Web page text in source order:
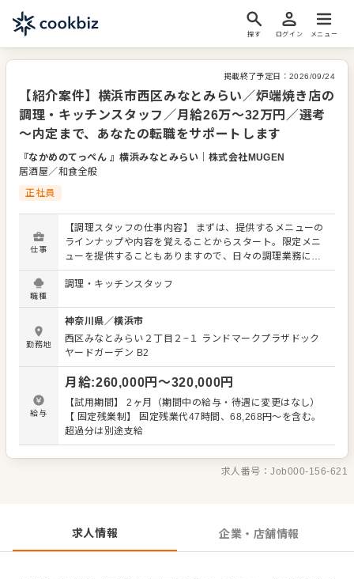
探す ログイン メニュー
掲載終了予定日： 2026/09/24
【紹介案件】横浜市西区みなとみらい／炉端焼き店の
調理・キッチンスタッフ／月給26万〜32万円／選考
～内定まで、あなたの転職をサポートします
『なかめのてっぺん 』横浜みなとみらい
株式会社MUGEN
居酒屋／和食全般
正社員
仕事
【調理スタッフの仕事内容】 まずは、提供するメニューの
ラインナップや内容を覚えることからスタート。限定メニ
ューを提供することもありますので、日々の調理業務に加
え、さまざまなスキルを活かしたり、習得できたりもしま
す。 メニューの提案も可能です。ぜひアイデアを発信して
善なども大歓迎です。 【具体的には…】 ・仕込みからや盛
り付けまでの調理全般 ・仕入れや在庫管理などキッチンの
管理業務 ・まかないづくり ・後輩スタッフやアルバイトス
タッフの教育 ・洗浄や清掃など衛生管理 ・料理長の補助
・新メニュー提案 など 入社後はスキルに合わせた業務から
お任せしますので、徐々に仕事の幅を広げていきましょ
う。成長をしっかりサポートしますので、経験に関わらず
安心してスタートできる環境です。 ゆくゆくはステップア
ップなどもめざせます。
職種
調理・キッチンスタッフ
勤務地
神奈川県／横浜市
西区みなとみらい２丁目２−１ ランドマークプラザドック
ヤードガーデン B2
給与
月給:260,000円〜320,000円
【試用期間】 2ヶ月（期間中の給与・待遇に変更はなし）
【 固定残業制】 固定残業代47時間、68,268円～を含む。
超過分は別途支給
求人番号：Job000-156-621
求人情報 企業・店舗情報